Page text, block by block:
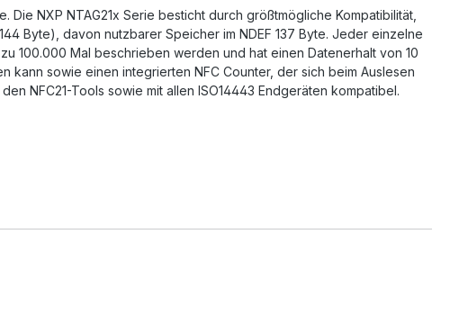
Die NXP NTAG21x Serie besticht durch größtmögliche Kompatibilität,
Byte), davon nutzbarer Speicher im NDEF 137 Byte. Jeder einzelne
100.000 Mal beschrieben werden und hat einen Datenerhalt von 10
kann sowie einen integrierten NFC Counter, der sich beim Auslesen
NFC21-Tools sowie mit allen ISO14443 Endgeräten kompatibel.